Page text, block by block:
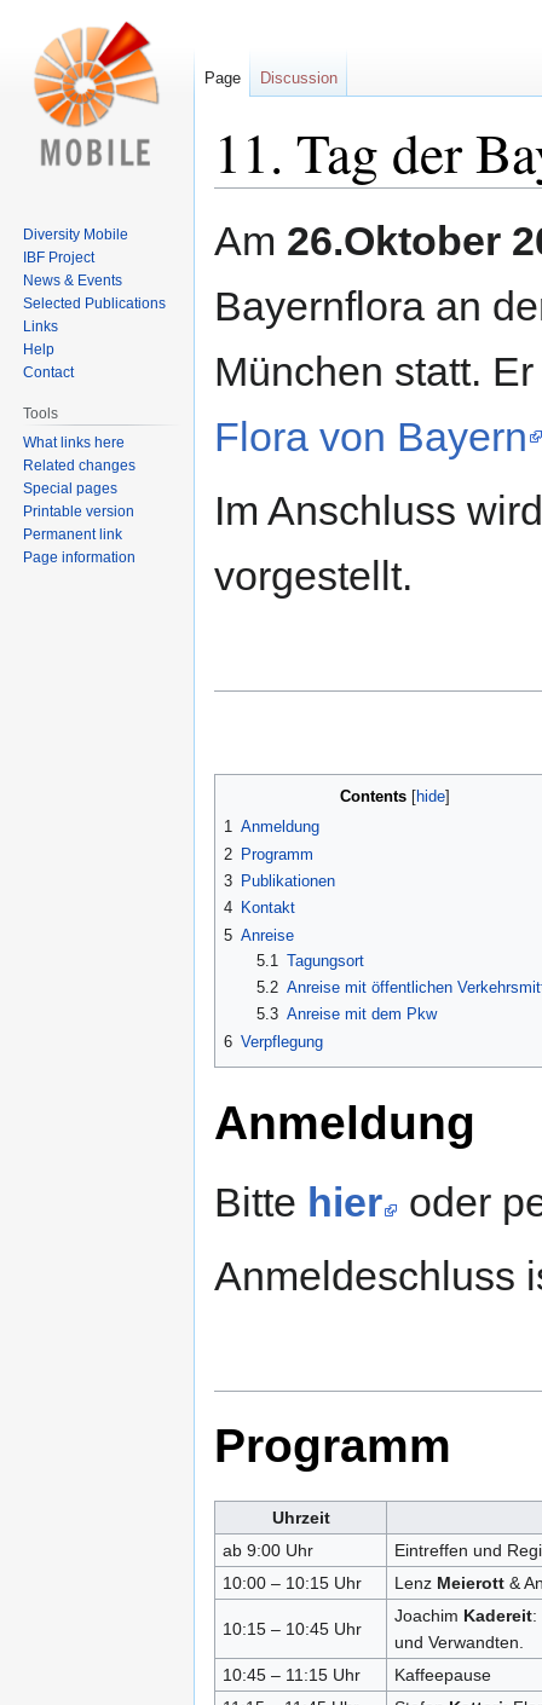
11. Tag der
to
to
Am 26.Oktober
Bayernflora an
München statt.
Flora von Bayern
Im Anschluss
vorgestellt.
Contents
1 Anmeldung
2 Programm
3 Publikationen
4 Kontakt
5 Anreise
5.1
Tagungsort
5.2 Anreise mit öffentlichen
5.3 Anreise mit dem Pkw
6 Verpflegung
Anmeldung
Bitte hier
oder
Anmeldeschluss
Programm
Uhrzeit
ab 9:00 Uhr
Eintreffen und
10:00 – 10:15 Uhr
Lenz Meierott&
10:15 – 10:45 Uhr
Joachim Kadereit:
und Verwandten.
10:45 – 11:15 Uhr
Kaffeepause
Page Discussion
Diversity Mobile
IBF Project
News & Events
Selected Publications
Links
Help
Contact
Tools
What links here
Related changes
Special pages
Printable version
Permanent link
Page information